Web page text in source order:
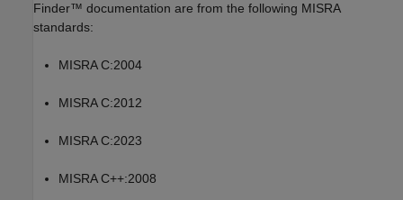
Finder™ documentation are from the following MISRA
standards:
MISRA C:2004
MISRA C:2012
MISRA C:2023
MISRA C++:2008